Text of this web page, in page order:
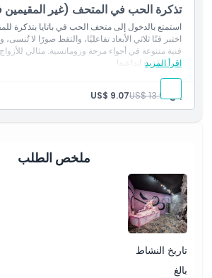
سياسة الأطفال والبالغين
الاستثناءات
ساعات العمل
الموقع
كيفية الوصول إلى هناك
كيفية الاسترداد
تذكرة الحب في المتحف (غير المقيمين
استمتع بالدخول إلى متحف الحب في باتايا بتذكرة
اختبر فنًا ثلاثي الأبعاد تفاعليًا، والتقط صورًا لا
فنية متنوعة في أجواء مرحة ورومانسية. مثالي للأزواج
عن مغامرة إبداعية!
اقرأ المزيد
بالغ: US$ 13.91
US$ 9.07
ملخص الطلب
تاريخ النشاط
بالغ